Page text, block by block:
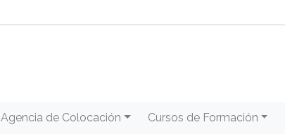
Agencia de Colocación Cursos de Formación